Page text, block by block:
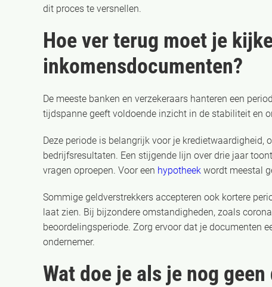
dit proces te versnellen.
Hoe ver terug moet je
inkomensdocumenten?
De meeste banken en verzekeraars hanteren een
tijdspanne geeft voldoende inzicht in de stabiliteit en
Deze periode is belangrijk voor je kredietwaardigheid,
bedrijfsresultaten. Een stijgende lijn over drie jaar
vragen oproepen. Voor een hypotheek wordt meestal
Sommige geldverstrekkers accepteren ook kortere
laat zien. Bij bijzondere omstandigheden, zoals
beoordelingsperiode. Zorg ervoor dat je documenten
ondernemer.
Wat doe je als je nog